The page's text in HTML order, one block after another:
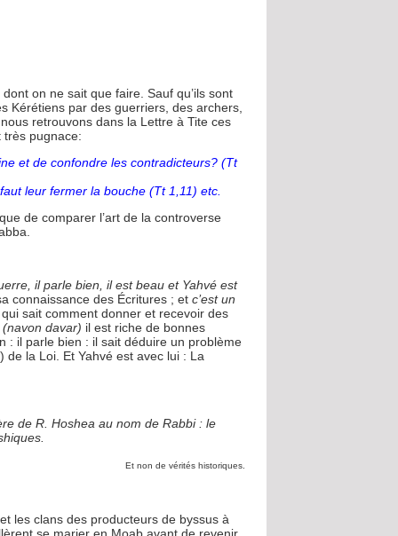
on ne sait que faire. Sauf qu’ils sont
Kérétiens par des guerriers, des archers,
retrouvons dans la Lettre à Tite ces
très pugnace:
et de confondre les contradicteurs? (Tt
leur fermer la bouche (Tt 1,11) etc.
de comparer l’art de la controverse
il parle bien, il est beau et Yahvé est
connaissance des Écritures ; etc’est un
sait comment donner et recevoir des
davar) il est riche de bonnes
: il parle bien : il sait déduire un problème
) de la Loi. Et Yahvé est avec lui : La
de R. Hoshea au nom de Rabbi : le
Et non de vérités historiques.
les clans des producteurs de byssus à
se marier en Moab avant de revenir